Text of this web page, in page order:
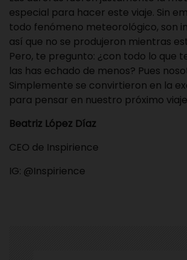
especial para hacer este viaje. Sin
todo fenómeno meteorológico, son
así que no se produjeron mientras
Pero, te pregunto: ¿con todo lo que
las has echado de menos? Pues
Simplemente se convirtieron en la
para pensar en nuestro próximo
Beatriz López Díaz
CEO de Inspirience
IG: @Inspirience